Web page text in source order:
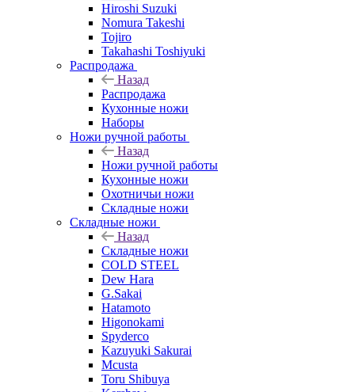
Hiroshi Suzuki
Nomura Takeshi
Tojiro
Takahashi Toshiyuki
Распродажа
Назад
Распродажа
Кухонные ножи
Наборы
Ножи ручной работы
Назад
Ножи ручной работы
Кухонные ножи
Охотничьи ножи
Складные ножи
Складные ножи
Назад
Складные ножи
COLD STEEL
Dew Hara
G.Sakai
Hatamoto
Higonokami
Spyderco
Kazuyuki Sakurai
Mcusta
Toru Shibuya